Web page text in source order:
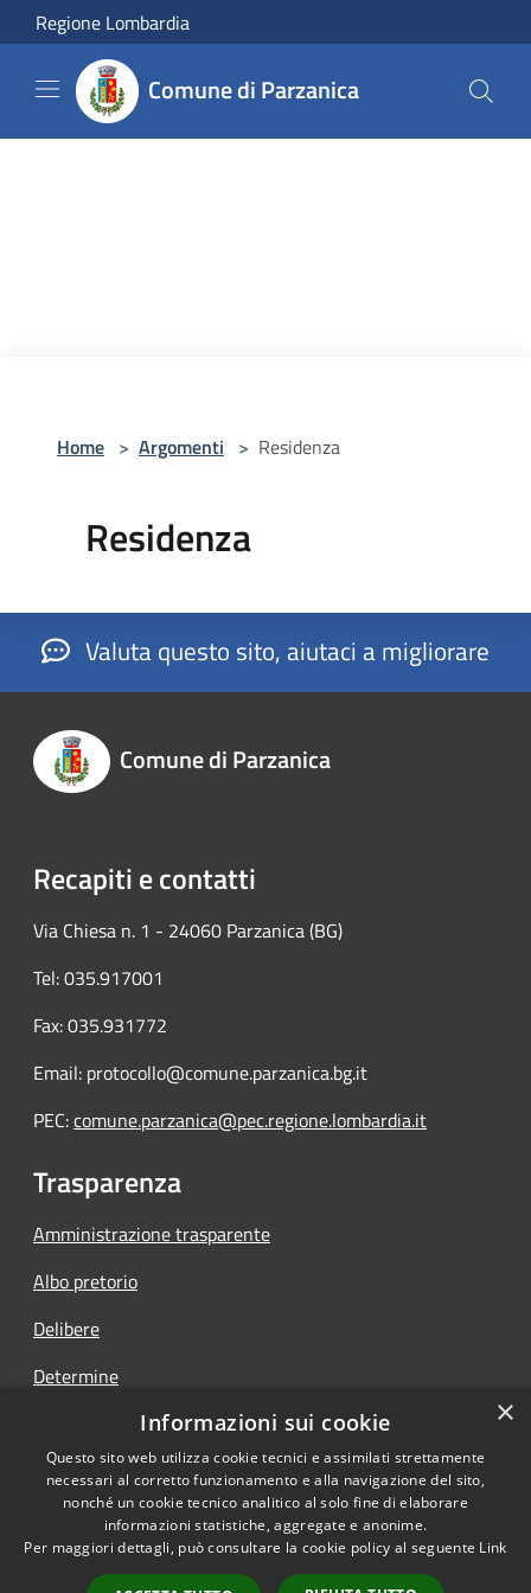
Salta al contenuto principale
Regione Lombardia
Comune di Parzanica
Home > Argomenti > Residenza
Residenza
Valuta questo sito, aiutaci a migliorare
Comune di Parzanica
Recapiti e contatti
Via Chiesa n. 1 - 24060 Parzanica (BG)
Tel: 035.917001
Fax: 035.931772
Email: protocollo@comune.parzanica.bg.it
PEC:comune.parzanica@pec.regione.lombardia.it
Trasparenza
Amministrazione trasparente
Albo pretorio
Delibere
Determine
RSS
Accessibilità
Copyright © 2026 • Comune di
×
Informazioni sui cookie
Questo sito web utilizza cookie tecnici e assimilati strettamente
necessari al corretto funzionamento e alla navigazione del sito,
nonché un cookie tecnico analitico al solo fine di elaborare
informazioni statistiche, aggregate e anonime.
Per maggiori dettagli, può consultare la cookie policy al seguente Link